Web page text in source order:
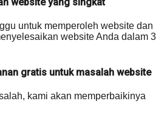
untuk memperoleh website dan
website Anda dalam 3
gratis untuk masalah website
kami akan memperbaikinya